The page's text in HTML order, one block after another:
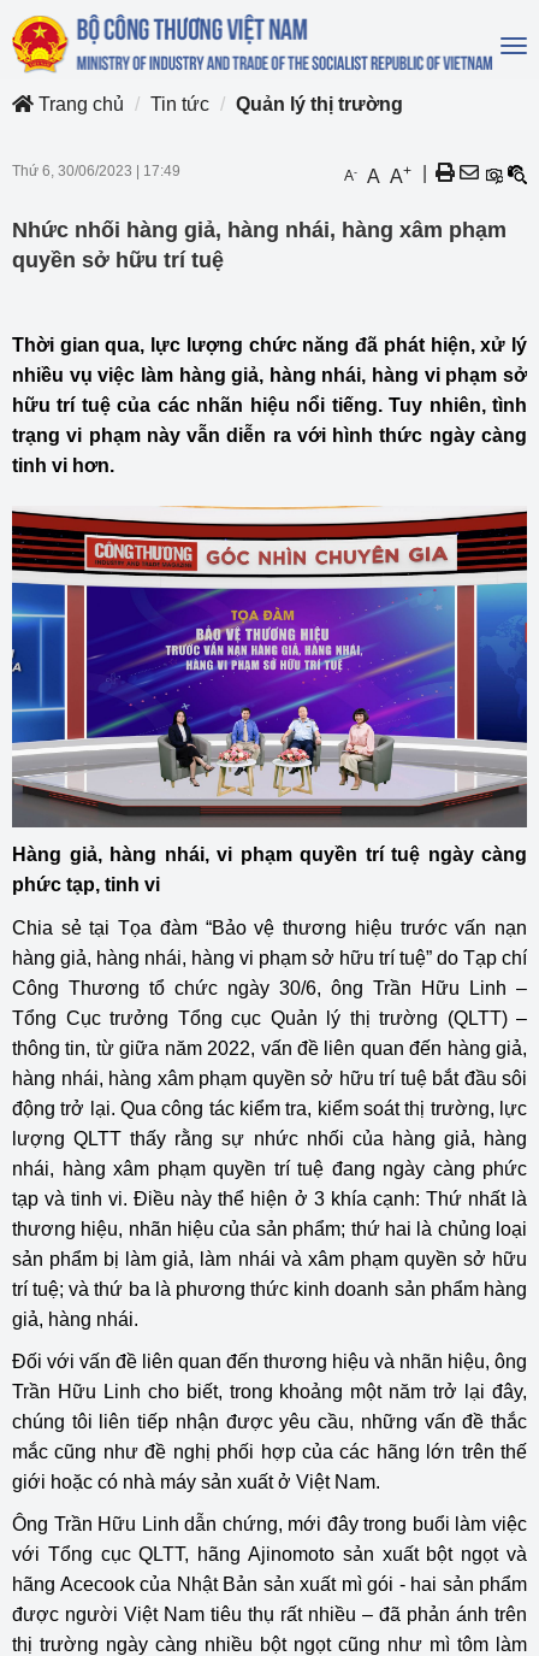
Trang chủ
Tin tức Quản lý thị trường
Thứ 6, 30/06/2023 17:49 A- A A+
Nhức nhối hàng giả, hàng nhái, hàng xâm phạm
quyền sở hữu trí tuệ
Thời gian qua, lực lượng chức năng đã phát hiện, xử lý
nhiều vụ việc làm hàng giả, hàng nhái, hàng vi phạm sở
hữu trí tuệ của các nhãn hiệu nổi tiếng. Tuy nhiên, tình
trạng vi phạm này vẫn diễn ra với hình thức ngày càng
tinh vi hơn.
Hàng giả, hàng nhái, vi phạm quyền trí tuệ ngày càng
phức tạp, tinh vi
Chia sẻ tại Tọa đàm “Bảo vệ thương hiệu trước vấn nạn
hàng giả, hàng nhái, hàng vi phạm sở hữu trí tuệ” do Tạp chí
Công Thương tổ chức ngày 30/6, ông Trần Hữu Linh –
Tổng Cục trưởng Tổng cục Quản lý thị trường (QLTT) –
thông tin, từ giữa năm 2022, vấn đề liên quan đến hàng giả,
hàng nhái, hàng xâm phạm quyền sở hữu trí tuệ bắt đầu sôi
động trở lại. Qua công tác kiểm tra, kiểm soát thị trường, lực
lượng QLTT thấy rằng sự nhức nhối của hàng giả, hàng
nhái, hàng xâm phạm quyền trí tuệ đang ngày càng phức
tạp và tinh vi. Điều này thể hiện ở 3 khía cạnh: Thứ nhất là
thương hiệu, nhãn hiệu của sản phẩm; thứ hai là chủng loại
sản phẩm bị làm giả, làm nhái và xâm phạm quyền sở hữu
trí tuệ; và thứ ba là phương thức kinh doanh sản phẩm hàng
giả, hàng nhái.
Đối với vấn đề liên quan đến thương hiệu và nhãn hiệu, ông
Trần Hữu Linh cho biết, trong khoảng một năm trở lại đây,
chúng tôi liên tiếp nhận được yêu cầu, những vấn đề thắc
mắc cũng như đề nghị phối hợp của các hãng lớn trên thế
giới hoặc có nhà máy sản xuất ở Việt Nam.
Ông Trần Hữu Linh dẫn chứng, mới đây trong buổi làm việc
với Tổng cục QLTT, hãng Ajinomoto sản xuất bột ngọt và
hãng Acecook của Nhật Bản sản xuất mì gói - hai sản phẩm
được người Việt Nam tiêu thụ rất nhiều – đã phản ánh trên
thị trường ngày càng nhiều bột ngọt cũng như mì tôm làm